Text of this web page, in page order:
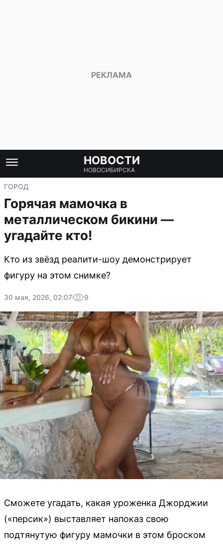
НОВОСТИ
НОВОСИБИРСКА
ГОРОД
Горячая мамочка в
металлическом бикини —
угадайте кто!
Кто из звёзд реалити-шоу демонстрирует
фигуру на этом снимке?
30 мая, 2026, 02:07 9
Сможете угадать, какая уроженка Джорджии
(«персик») выставляет напоказ свою
подтянутую фигуру мамочки в этом броском